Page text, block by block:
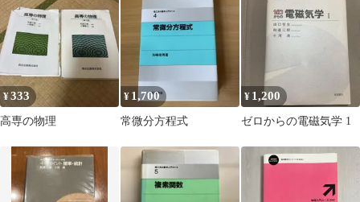
¥333
高専の物理
¥ 1,700
常微分方程式
¥ 1,200
ゼロからの電磁気学 1